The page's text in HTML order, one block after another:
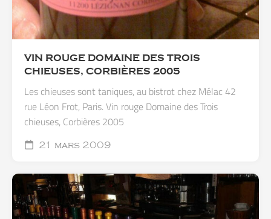
VIN ROUGE DOMAINE DES TROIS
CHIEUSES, CORBIÈRES 2005
Les chieuses sont taniques, au bistrot chez Mélac 42
rue Léon Frot, Paris. Vin rouge Domaine des Trois
chieuses, Corbières 2005
21 mars 2009